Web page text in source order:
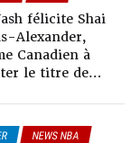
félicite Shai
Alexander,
Canadien à
le titre de
NEWS NBA